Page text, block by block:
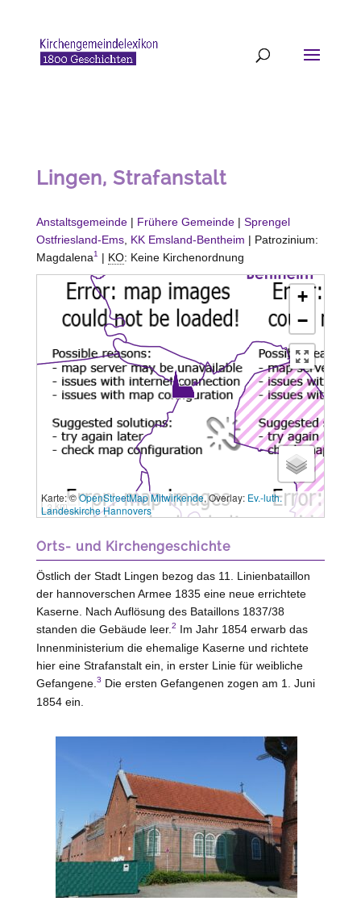
Lingen, Strafanstalt
Anstaltsgemeinde| Frühere Gemeinde| Sprengel
Ostfriesland-Ems, KK Emsland-Bentheim | Patrozinium:
Magdalena1 | KO: Keine Kirchenordnung
+
−
3 km
Karte: ©OpenStreetMap Mitwirkende, Overlay: Ev.-luth.
Landeskirche Hannovers
Orts- und Kirchengeschichte
Östlich der Stadt Lingen bezog das 11. Linienbataillon
der hannoverschen Armee 1835 eine neue errichtete
Kaserne. Nach Auflösung des Bataillons 1837/38
standen die Gebäude leer. 2 Im Jahr 1854 erwarb das
Innenministerium die ehemalige Kaserne und richtete
hier eine Strafanstalt ein, in erster Linie für weibliche
Gefangene. 3 Die ersten Gefangenen zogen am 1. Juni
1854 ein.